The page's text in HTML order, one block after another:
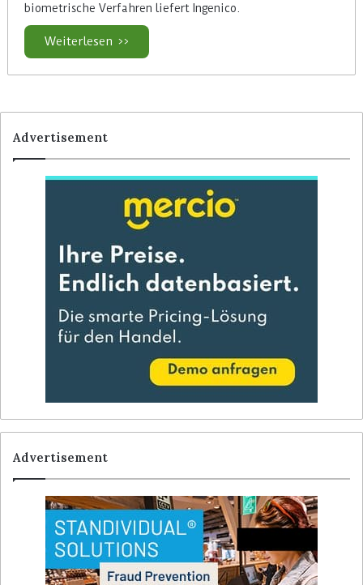
biometrische Verfahren liefert Ingenico.
Weiterlesen >>
Advertisement
Advertisement